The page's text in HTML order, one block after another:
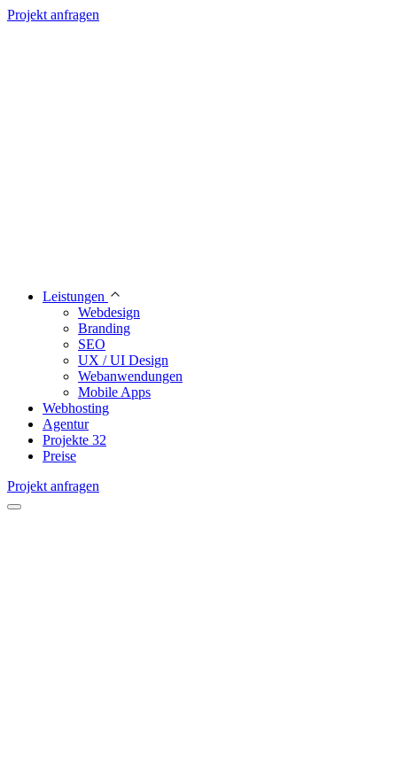
Projekt anfragen
Leistungen
Webdesign
Branding
SEO
UX / UI Design
Webanwendungen
Mobile Apps
Webhosting
Agentur
Projekte 32
Preise
Projekt anfragen
open